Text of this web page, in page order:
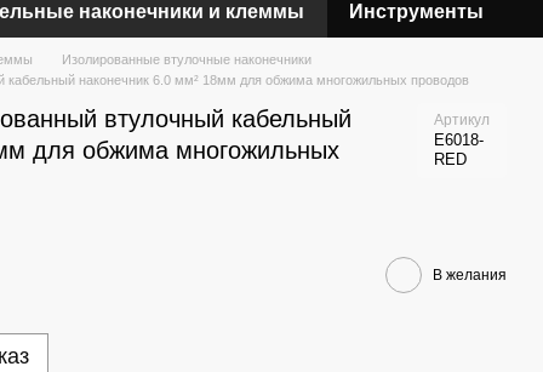
наконечники и клеммы Инструменты
Изолированные втулочные наконечники
кабельный наконечник 6.0 мм² 18мм для обжима многожильных проводов
втулочный кабельный
для обжима многожильных
Артикул
E6018-
RED
В желания